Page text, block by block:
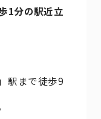
1分の駅近立
駅まで徒歩9